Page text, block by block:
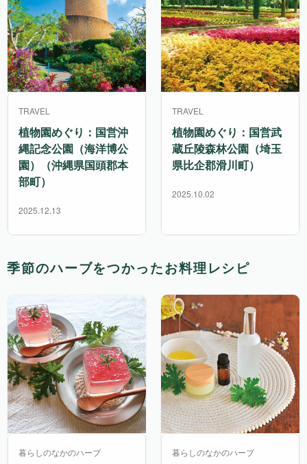
TRAVEL
植物園めぐり：国営沖
縄記念公園（海洋博公
園）（沖縄県国頭郡本
部町）
2025.12.13
TRAVEL
植物園めぐり：国営武
蔵丘陵森林公園（埼玉
県比企郡滑川町）
2025.10.02
季節のハーブをつかったお料理レシピ
暮らしのなかのハーブ 暮らしのなかのハーブ